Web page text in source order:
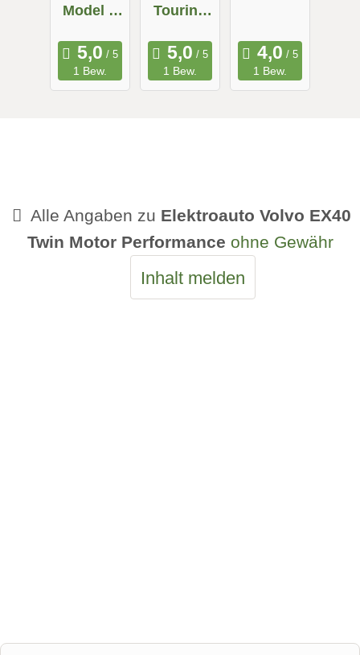
Model X
Reichweit
e
1 Bew.
Touring
Range
1 Bew. 1 Bew.
Alle Angaben zu Elektroauto Volvo EX40
Twin Motor Performance ohne Gewähr
Inhalt melden